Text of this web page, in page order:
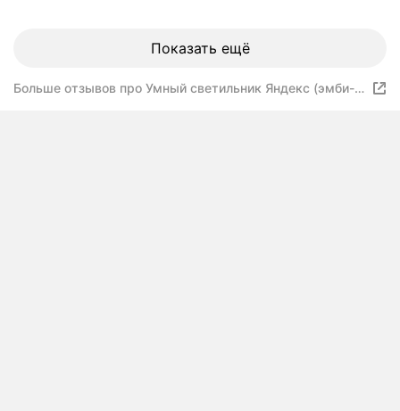
Показать ещё
Больше отзывов про Умный светильник Яндекс (эмби-